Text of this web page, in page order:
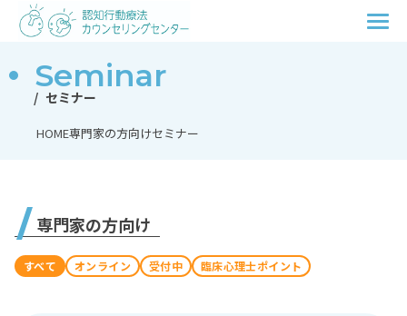
Seminar
セミナー
HOME専門家の方向けセミナー
専門家の方向け
すべて オンライン 受付中 臨床心理士ポイント